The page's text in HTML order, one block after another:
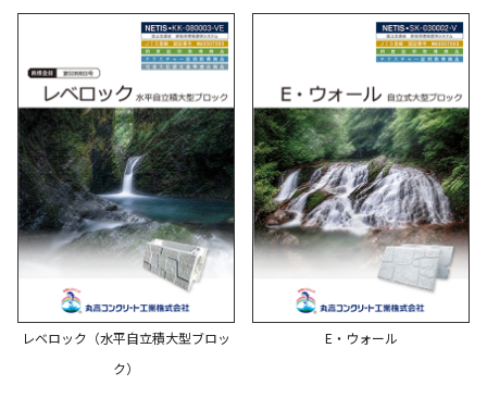
レベロック（水平自立積大型ブロッ
ク）
E・ウォール